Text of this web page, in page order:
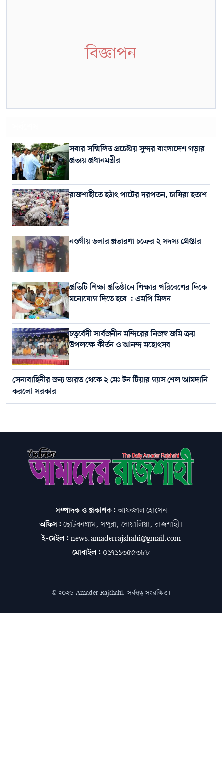
বিজ্ঞাপন
সবার সম্মিলিত প্রচেষ্টায় সুন্দর বাংলাদেশ গড়ার
প্রত্যয় প্রধানমন্ত্রীর
রাজশাহীতে হঠাৎ পাটের দরপতন, চাষিরা হতাশ
নওগাঁয় ডলার প্রতারণা চক্রের ২ সদস্য গ্রেপ্তার
প্রতিটি শিক্ষা প্রতিষ্ঠানে শিক্ষার পরিবেশের দিকে
মনোযোগ দিতে হবে : এমপি মিলন
চতুর্বেদী সার্বজনীন মন্দিরের নিজস্ব জমি ক্রয়
উপলক্ষে কীর্তন ও আনন্দ মহোৎসব
সেনাবাহিনীর জন্য ভারত থেকে ২ মেঃ টন টিয়ার গ্যাস শেল আমদানি
করলো সরকার
সম্পাদক ও প্রকাশক:আফজাল হোসেন
অফিস: ছোটবনগ্রাম, সপুরা, বোয়ালিয়া, রাজশাহী।
ই-মেইল: news.amaderrajshahi@gmail.com
মোবাইল: ০১৭১১৩৫৫৩৮৮
© ২০২৬ Amader Rajshahi. সর্বস্বত্ব সংরক্ষিত।